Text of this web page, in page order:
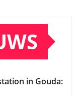
in Gouda: